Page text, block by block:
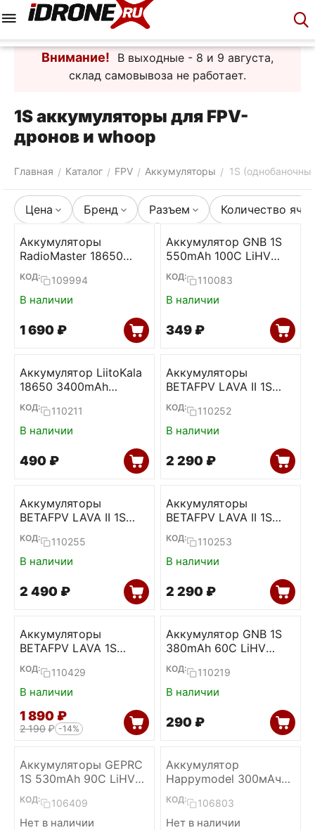
Внимание!
В выходные - 8 и 9 августа,
склад самовывоза не работает.
1S аккумуляторы для FPV-
дронов и whoop
Главная / Каталог / FPV / Аккумуляторы / 1S
Цена Бренд Разъем Количество
Аккумуляторы
RadioMaster 18650
3200mAh для TX16S,
TX12, Boxer, Pocket и
MT12 (2 шт.)
КОД: 109994
В наличии
1 690 ₽
Аккумулятор GNB 1S
550mAh 100C LiHV
(Cabled, PH2.0)
КОД: 110083
В наличии
‍349‍ ₽
Аккумулятор LiitoKala
18650 3400mAh
NCR18650B (Flat top)
КОД: 110211
В наличии
‍490‍ ₽
Аккумуляторы
BETAFPV LAVA II 1S
320mAh 95C LiHV
(BT2.0, 5 шт)
КОД: 110252
В наличии
2 290 ₽
Аккумуляторы
BETAFPV LAVA II 1S
680mAh 95C LiHV
(BT2.0, 4 шт)
КОД: 110255
В наличии
2 490 ₽
Аккумуляторы
BETAFPV LAVA II 1S
480mAh 95C LiHV
(BT2.0, 4 шт)
КОД: 110253
В наличии
2 290 ₽
Аккумуляторы
BETAFPV LAVA 1S
260mAh 80C LiHV
(BT2.0, 5 шт)
КОД: 110429
В наличии
1 890 ₽
2 190₽ -14%
Аккумулятор GNB 1S
380mAh 60C LiHV
(Plastic head, A30)
КОД: 110219
В наличии
‍290‍ ₽
Аккумуляторы GEPRC
1S 530mAh 90C LiHV
(PH2.0, 2 шт.)
КОД: 106409
Нет в наличии
Аккумулятор
Happymodel 300мАч
1S 30C LiHV (PH2.0)
КОД: 106803
Нет в наличии
Корзина